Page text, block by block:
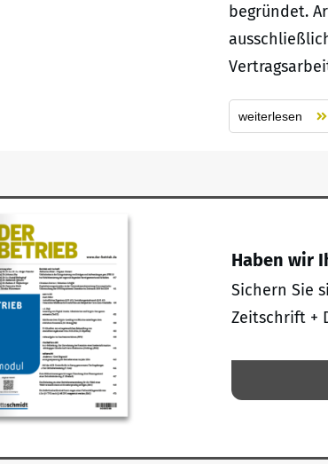
begründet.
weiterlesen
Haben wir
Sichern Sie
Zeitschrift +